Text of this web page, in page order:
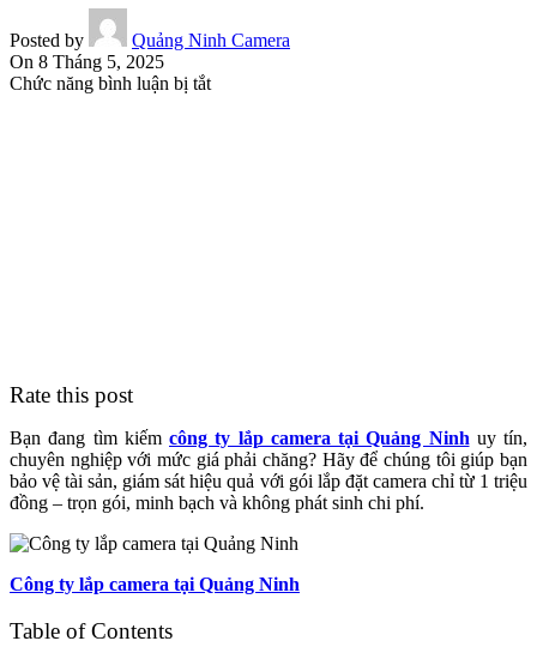
Posted by
Quảng Ninh Camera
On 8 Tháng 5, 2025
Chức năng bình luận bị tắtở
đồng
Rate this post
Bạn đang tìm kiếm công ty lắp camera tại Quảng Ninh uy tín,
chuyên nghiệp với mức giá phải chăng? Hãy để chúng tôi giúp bạn
bảo vệ tài sản, giám sát hiệu quả với gói lắp đặt camera chỉ từ 1 triệu
đồng – trọn gói, minh bạch và không phát sinh chi phí.
Công ty lắp camera tại Quảng Ninh
Table of Contents